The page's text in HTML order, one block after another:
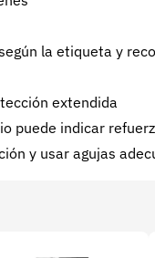
la etiqueta y
extendida
puede indicar
y usar agujas